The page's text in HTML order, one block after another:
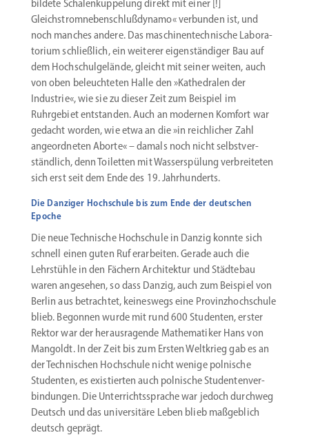
bildete Schalen­kup­pelung direkt mit einer [!]
Gleichstrom­neben­schlußdynamo« verbunden ist, und
noch manches andere. Das maschi­nen­tech­nische Labora­
torium schließlich, ein weiterer eigen­stän­diger Bau auf
dem Hochschul­ge­lände, gleicht mit seiner weiten, auch
von oben beleuch­teten Halle den »Kathe­dralen der
Industrie«, wie sie zu dieser Zeit zum Beispiel im
Ruhrgebiet entstanden. Auch an modernen Komfort war
gedacht worden, wie etwa an die »in reich­licher Zahl
angeord­neten Aborte« – damals noch nicht selbst­ver­
ständlich, denn Toiletten mit Wasser­spülung verbrei­teten
sich erst seit dem Ende des 19. Jahrhunderts.
Die Danziger Hochschule bis zum Ende der deutschen
Epoche
Die neue Technische Hochschule in Danzig konnte sich
schnell einen guten Ruf erarbeiten. Gerade auch die
Lehrstühle in den Fächern Archi­tektur und Städtebau
waren angesehen, so dass Danzig, auch zum Beispiel von
Berlin aus betrachtet, keineswegs eine Provinz­hoch­schule
blieb. Begonnen wurde mit rund 600 Studenten, erster
Rektor war der heraus­ra­gende Mathe­ma­tiker Hans von
Mangoldt. In der Zeit bis zum Ersten Weltkrieg gab es an
der Techni­schen Hochschule nicht wenige polnische
Studenten, es existierten auch polnische Studen­ten­ver­
bin­dungen. Die Unter­richts­sprache war jedoch durchweg
Deutsch und das univer­sitäre Leben blieb maßgeblich
deutsch geprägt.